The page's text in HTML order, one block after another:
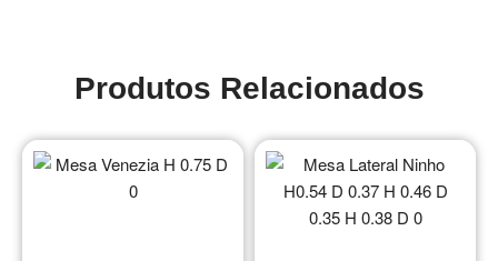
Produtos Relacionados